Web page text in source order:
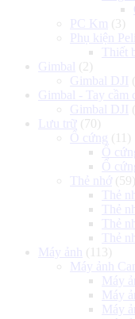
PC Km (3)
Phụ kiện
Thiết
Gimbal (2)
Gimbal DJI
Gimbal - Tay cầm
Gimbal DJI
Lưu trữ (70)
Ổ cứng (11)
Ổ
Ổ
Thẻ nhớ (59)
Thẻ
Thẻ
Thẻ
Thẻ
Máy ảnh
(113)
Máy ảnh
Máy
Máy
Máy